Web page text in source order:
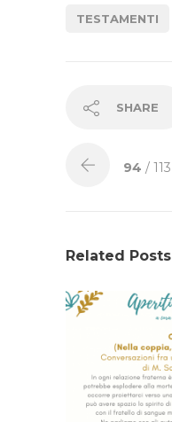
TESTAMENTI
SHARE
94 / 113
Related Posts